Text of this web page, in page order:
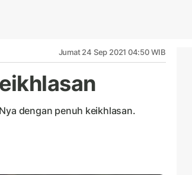
Jumat 24 Sep 2021 04:50 WIB
dengan penuh keikhlasan.